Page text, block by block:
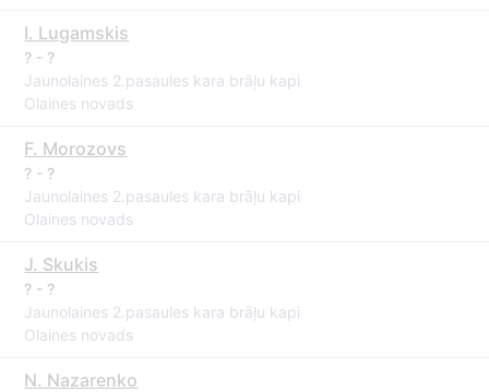
I. Lugamskis
? - ?
Jaunolaines 2.pasaules kara brāļu kapi
Olaines novads
F. Morozovs
? - ?
Jaunolaines 2.pasaules kara brāļu kapi
Olaines novads
J. Skukis
? - ?
Jaunolaines 2.pasaules kara brāļu kapi
Olaines novads
N. Nazarenko